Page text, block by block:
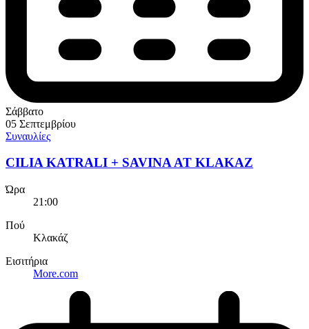
Σάββατο
05 Σεπτεμβρίου
Συναυλίες
CILIA KATRALI + SAVINA AT KLAKAZ
Ώρα
21:00
Πού
Κλακάζ
Εισιτήρια
More.com